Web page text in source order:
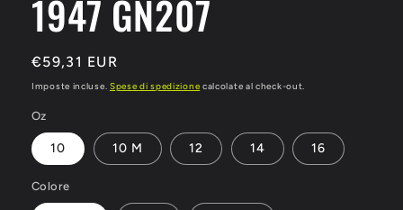
1947 GN207
Prezzo
di
€59,31 EUR
Imposte incluse. Spese di spedizione calcolate al check-out.
Oz
10 10 M 12 14 16
Colore